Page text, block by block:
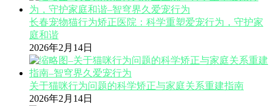
长春宠物猫行为矫正医院：科学重塑爱宠行为，守护家
庭和谐
2026年2月14日
关于猫咪行为问题的科学矫正与家庭关系重建指南
2026年2月14日